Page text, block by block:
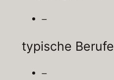
–
typische Berufe
–